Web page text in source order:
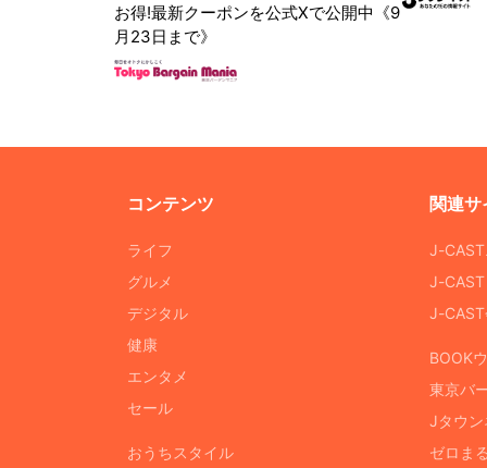
お得!最新クーポンを公式Xで公開中《9
月23日まで》
コンテンツ
ライフ
グルメ
デジタル
健康
エンタメ
セール
おうちスタイル
関連サ
J-
J-
J-
BOOK
東京バ
Jタウン
ゼロま